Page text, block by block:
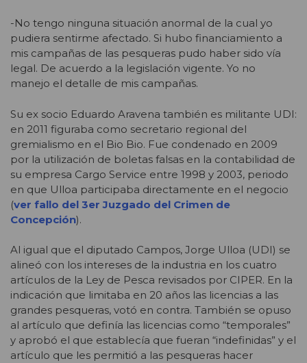
-No tengo ninguna situación anormal de la cual yo
pudiera sentirme afectado. Si hubo financiamiento a
mis campañas de las pesqueras pudo haber sido vía
legal. De acuerdo a la legislación vigente. Yo no
manejo el detalle de mis campañas.
Su ex socio Eduardo Aravena también es militante UDI:
en 2011 figuraba como secretario regional del
gremialismo en el Bio Bio. Fue condenado en 2009
por la utilización de boletas falsas en la contabilidad de
su empresa Cargo Service entre 1998 y 2003, periodo
en que Ulloa participaba directamente en el negocio
(ver fallo del 3er Juzgado del Crimen de
Concepción).
Al igual que el diputado Campos, Jorge Ulloa (UDI) se
alineó con los intereses de la industria en los cuatro
artículos de la Ley de Pesca revisados por CIPER. En la
indicación que limitaba en 20 años las licencias a las
grandes pesqueras, votó en contra. También se opuso
al artículo que definía las licencias como “temporales”
y aprobó el que establecía que fueran “indefinidas” y el
artículo que les permitió a las pesqueras hacer